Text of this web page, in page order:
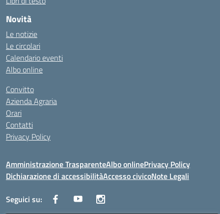
Novità
Le notizie
Le circolari
Calendario eventi
Albo online
Convitto
Azienda Agraria
Orari
Contatti
Privacy Policy
Amministrazione TrasparenteAlbo onlinePrivacy Policy
Dichiarazione di accessibilitàAccesso civicoNote Legali
Seguici su: